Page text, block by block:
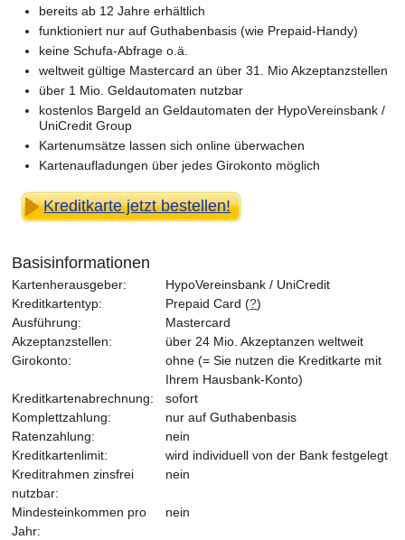
bereits ab 12 Jahre erhältlich
funktioniert nur auf Guthabenbasis (wie Prepaid-Handy)
keine Schufa-Abfrage o.ä.
weltweit gültige Mastercard an über 31. Mio Akzeptanzstellen
über 1 Mio. Geldautomaten nutzbar
kostenlos Bargeld an Geldautomaten der HypoVereinsbank /
UniCredit Group
Kartenumsätze lassen sich online überwachen
Kartenaufladungen über jedes Girokonto möglich
Kreditkarte jetzt bestellen!
Basisinformationen
Kartenherausgeber:
HypoVereinsbank / UniCredit
Kreditkartentyp:
Prepaid Card (?)
Ausführung:
Mastercard
Akzeptanzstellen:
über 24 Mio. Akzeptanzen weltweit
Girokonto:
ohne (= Sie nutzen die Kreditkarte mit
Ihrem Hausbank-Konto)
Kreditkartenabrechnung:
sofort
Komplettzahlung:
nur auf Guthabenbasis
Ratenzahlung:
nein
Kreditkartenlimit:
wird individuell von der Bank festgelegt
Kreditrahmen zinsfrei
nutzbar:
nein
Mindesteinkommen pro
Jahr:
nein